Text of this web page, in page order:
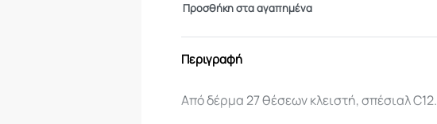
Προσθήκη στα αγαπημένα
Περιγραφή
Από δέρμα 27 θέσεων κλειστή, σπέσιαλ C12.